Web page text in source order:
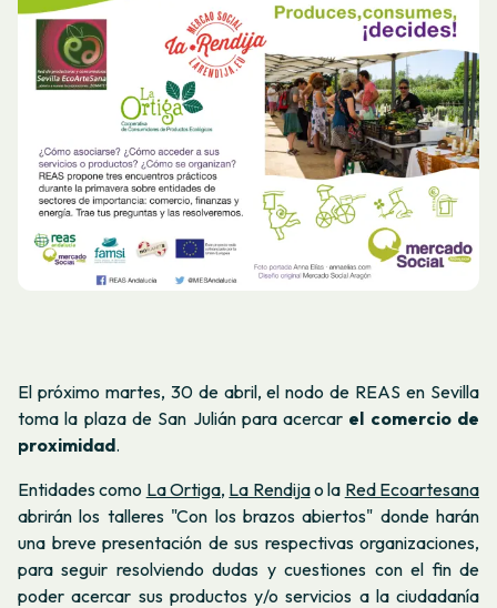
El próximo martes, 30 de abril, el nodo de REAS en Sevilla
toma la plaza de San Julián para acercar el comercio de
proximidad.
Entidades como La Ortiga, La Rendijao la Red Ecoartesana
abrirán los talleres "Con los brazos abiertos" donde harán
una breve presentación de sus respectivas organizaciones,
para seguir resolviendo dudas y cuestiones con el fin de
poder acercar sus productos y/o servicios a la ciudadanía